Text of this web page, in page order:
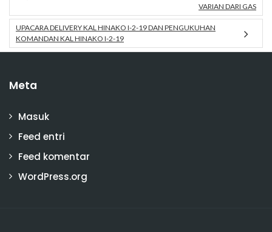
VARIAN DARI GAS
UPACARA DELIVERY KAL HINAKO I-2-19 DAN PENGUKUHAN
KOMANDAN KAL HINAKO I-2-19
Meta
Masuk
Feed entri
Feed komentar
WordPress.org